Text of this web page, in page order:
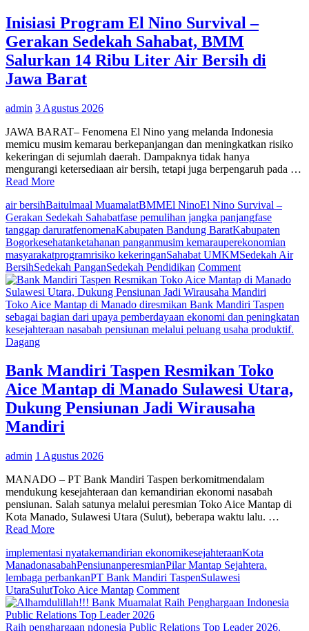
Berikan
Promo
Ongkir
Mulai
2.000/kg
Inisiasi Program El Nino Survival –
Gerakan Sedekah Sahabat, BMM
Salurkan 14 Ribu Liter Air Bersih di
Jawa Barat
admin 3 Agustus 2026
JAWA BARAT– Fenomena El Nino yang melanda Indonesia
memicu musim kemarau berkepanjangan dan meningkatkan risiko
kekeringan di sejumlah daerah. Dampaknya tidak hanya
mengurangi ketersediaan air bersih, tetapi juga berpengaruh pada …
Read More
air bersihBaitulmaal MuamalatBMMEl NinoEl Nino Survival –
Gerakan Sedekah Sahabatfase pemulihan jangka panjangfase
tanggap daruratfenomenaKabupaten Bandung BaratKabupaten
Bogorkesehatanketahanan panganmusim kemarauperekonomian
masyarakatprogramrisiko kekeringanSahabat UMKMSedekah Air
BersihSedekah PanganSedekah Pendidikan Commenton
Inisiasi
Program
El
Nino
Survival
Sedekah
Sahabat,
BMM
Salurkan
14
di
Jawa
Barat
Toko Aice Mantap di Manado diresmikan Bank Mandiri Taspen
sebagai bagian dari upaya pemberdayaan ekonomi dan peningkatan
kesejahteraan nasabah pensiunan melalui peluang usaha produktif.
Dagang
Bank Mandiri Taspen Resmikan Toko
Aice Mantap di Manado Sulawesi Utara,
Dukung Pensiunan Jadi Wirausaha
Mandiri
admin 1 Agustus 2026
MANADO – PT Bank Mandiri Taspen berkomitmendalam
mendukung kesejahteraan dan kemandirian ekonomi nasabah
pensiunan. Salah satunya melalui peresmian Toko Aice Mantap di
Kota Manado, Sulawesi Utara (Sulut), beberapa waktu lalu. …
Read More
implementasi nyatakemandirian ekonomikesejahteraanKota
ManadonasabahPensiunanperesmianPilar Mantap Sejahtera.
lembaga perbankanPT Bank Mandiri TaspenSulawesi
UtaraSulutToko Aice Mantap Commenton
Bank
Taspen
Raih penghargaan ndonesia Public Relations Top Leader 2026.